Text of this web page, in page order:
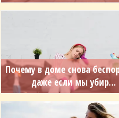
Почему в доме снова
даже если мы убир...